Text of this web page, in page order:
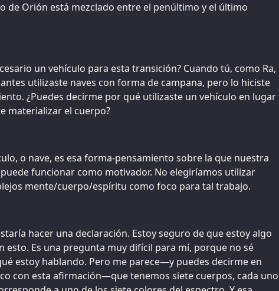
de Orión está mezclado entre el penúltimo y el último
un vehículo para esta transición? Cuando tú, como Ra,
utilizaste naves con forma de campana, pero lo hiciste
¿Puedes decirme por qué utilizaste un vehículo en lugar
materializar el cuerpo?
o nave, es esa forma-pensamiento sobre la que nuestra
funcionar como motivador. No elegiríamos utilizar
mente/cuerpo/espíritu como foco para tal trabajo.
hacer una declaración. Estoy seguro de que estoy algo
esto. Es una pregunta muy difícil para mí, porque no sé
estoy hablando. Pero me parece—y puedes decirme en
con esta afirmación—que tenemos siete cuerpos, cada uno